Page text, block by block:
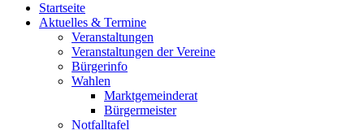
Startseite
Aktuelles & Termine
Veranstaltungen
Veranstaltungen der Vereine
Bürgerinfo
Wahlen
Marktgemeinderat
Bürgermeister
Notfalltafel